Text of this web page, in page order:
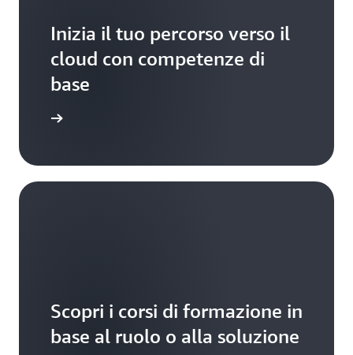
Inizia il tuo percorso verso il
cloud con competenze di
base
Scopri i corsi di formazione in
base al ruolo o alla soluzione